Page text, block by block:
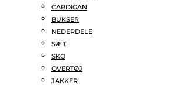
CARDIGAN
BUKSER
NEDERDELE
SÆT
SKO
OVERTØJ
JAKKER